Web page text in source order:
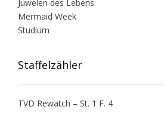
Juwelen des Lebens
Mermaid Week
Studium
Staffelzähler
TVD Rewatch – St. 1 F. 4